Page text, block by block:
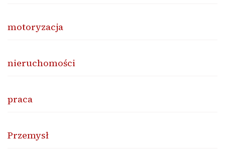
motoryzacja
nieruchomości
praca
Przemysł